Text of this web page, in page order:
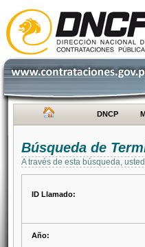
DNCP
Búsqueda de
A través de esta búsqueda,
ID Llamado:
Año: